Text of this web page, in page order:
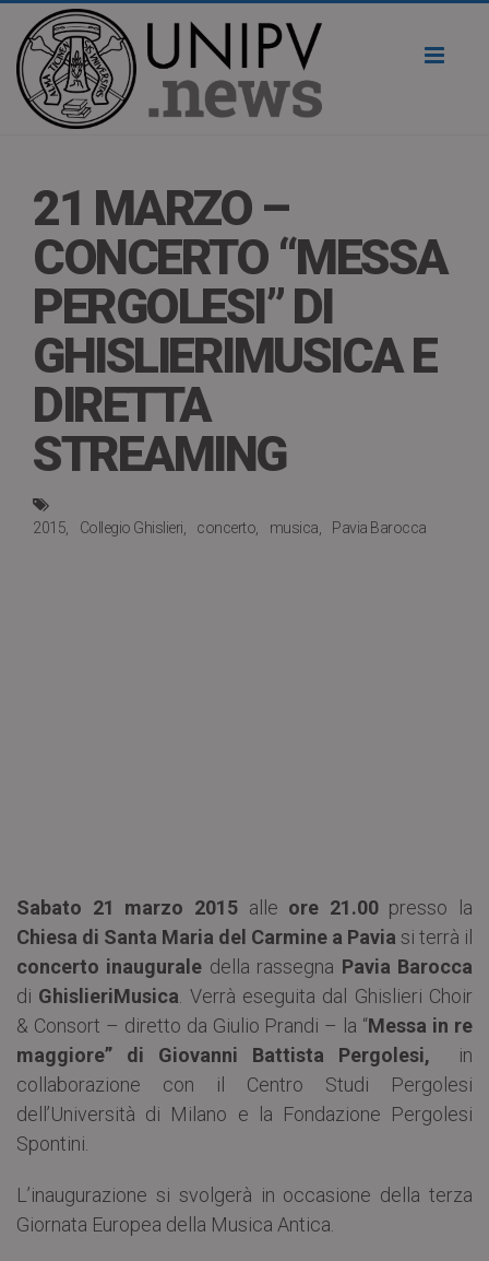
21 MARZO –
CONCERTO “MESSA
PERGOLESI” DI
GHISLIERIMUSICA E
DIRETTA
STREAMING
2015 Collegio Ghislieri concerto musica Pavia Barocca
Sabato 21 marzo 2015alle ore 21.00presso la
Chiesa di Santa Maria del Carmine a Pavia si terrà il
concerto inaugurale della rassegna Pavia Barocca
di GhislieriMusica . Verrà eseguita dal Ghislieri Choir
& Consort – diretto da Giulio Prandi – la “Messa in re
maggiore” di Giovanni Battista Pergolesi,
in
collaborazione con il Centro Studi Pergolesi
dell’Università di Milano e la Fondazione Pergolesi
Spontini.
L’inaugurazione si svolgerà in occasione della terza
Giornata Europea della Musica Antica.